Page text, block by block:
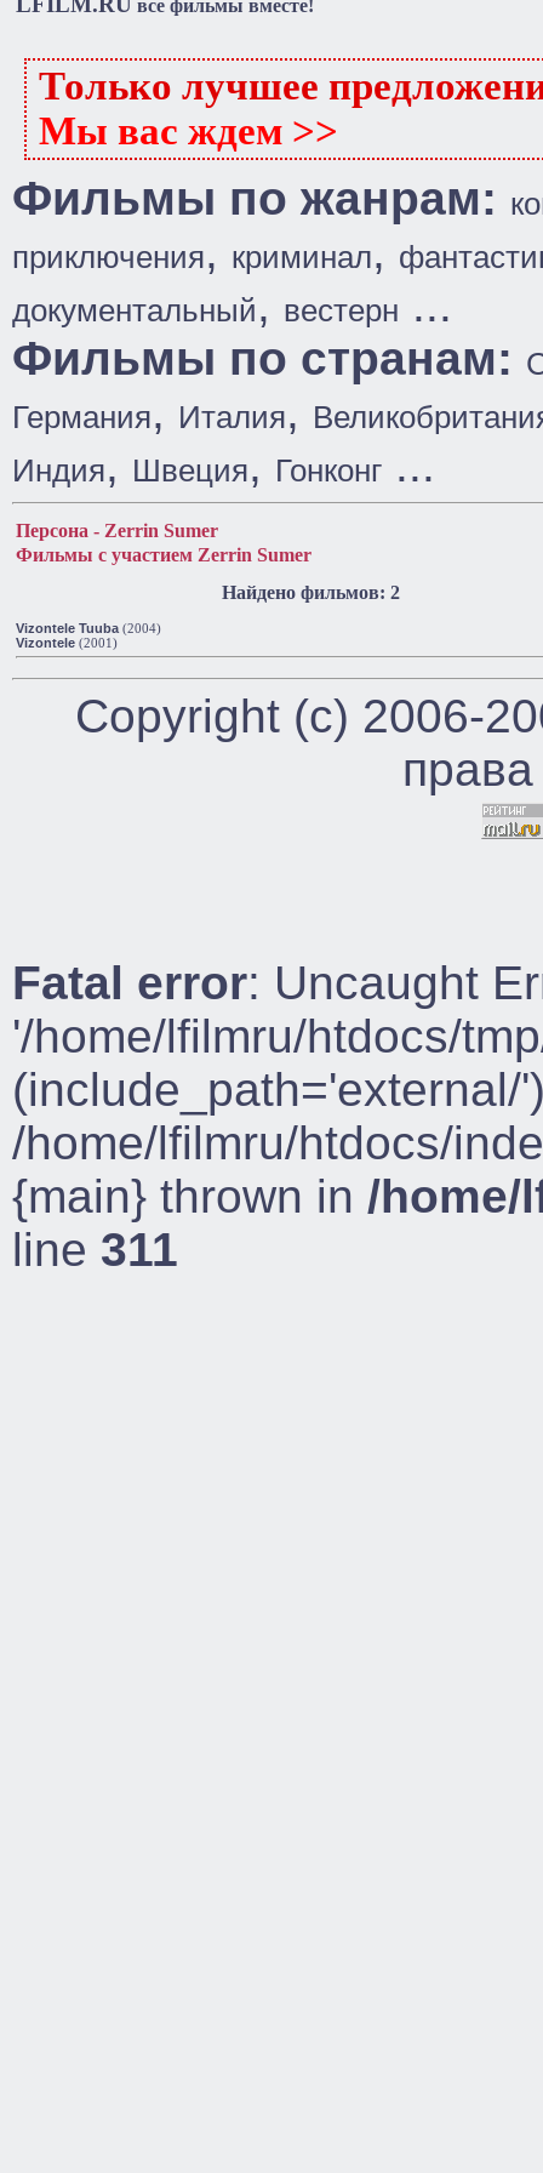
все фильмы вместе!
Только лучшее
Мы вас ждем >>
Фильмы по жанрам:
приключения, криминал,
документальный, вестерн ...
Фильмы по странам:
Германия, Италия,
Индия, Швеция, Гонконг ...
Персона - Zerrin Sumer
Фильмы с участием Zerrin Sumer
Найдено фильмов: 2
Vizontele Tuuba (2004)
Vizontele (2001)
Copyright (c) 2006-
Fatal error: Uncaught
'/home/lfilmru/htdocs/
(include_path='external/
/home/lfilmru/htdocs/
{main} thrown in /home/
line 311